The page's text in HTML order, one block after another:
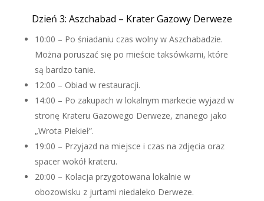
Dzień 3: Aszchabad – Krater Gazowy Derweze
10:00 – Po śniadaniu czas wolny w Aszchabadzie.
Można poruszać się po mieście taksówkami, które
są bardzo tanie.
12:00 – Obiad w restauracji.
14:00 – Po zakupach w lokalnym markecie wyjazd w
stronę Krateru Gazowego Derweze, znanego jako
„Wrota Piekieł”.
19:00 – Przyjazd na miejsce i czas na zdjęcia oraz
spacer wokół krateru.
20:00 – Kolacja przygotowana lokalnie w
obozowisku z jurtami niedaleko Derweze.